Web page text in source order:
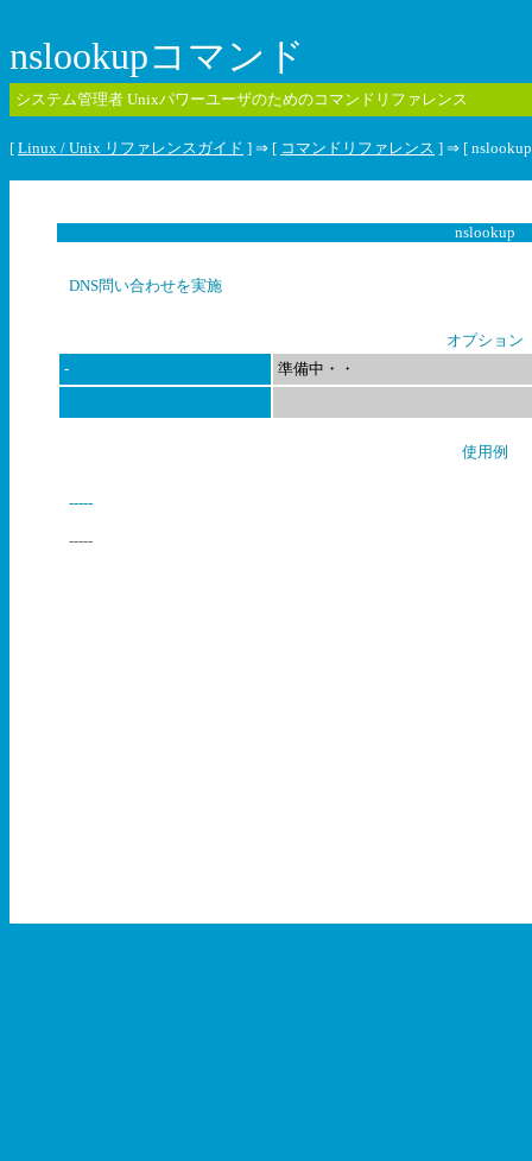
nslookupコマンド
システム管理者 Unixパワーユーザのためのコマンドリファレンス
[ Linux / Unix リファレンスガイド ] ⇒ [ コマンドリファレンス ] ⇒ [
nslookup
DNS問い合わせを実施
オプション
-
準備中・・
使用例
-----
-----